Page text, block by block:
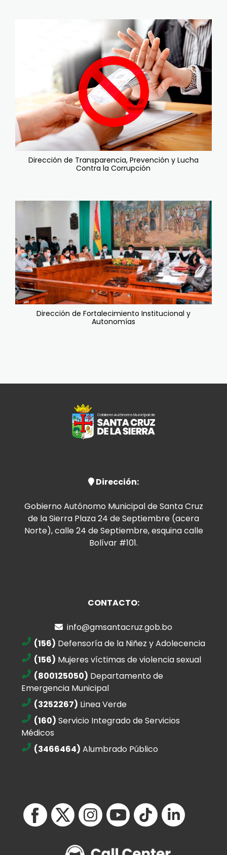
Dirección de Transparencia, Prevención y Lucha
Contra la Corrupción
Dirección de Fortalecimiento Institucional y
Autonomías
Dirección:
Gobierno Autónomo Municipal de Santa Cruz
de la Sierra Plaza 24 de Septiembre (acera
Norte), calle 24 de Septiembre, esquina calle
Bolívar #101.
CONTACTO:
info@gmsantacruz.gob.bo
(156) Defensoría de la Niñez y Adolecencia
(156) Mujeres víctimas de violencia sexual
(800125050) Departamento de
Emergencia Municipal
(3252267) Linea Verde
(160) Servicio Integrado de Servicios
Médicos
(3466464) Alumbrado Público